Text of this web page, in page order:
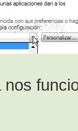
nos